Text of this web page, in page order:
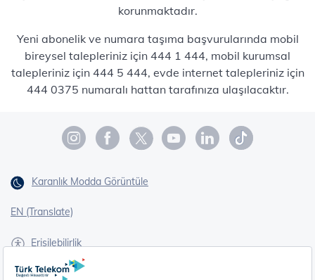
korunmaktadır.
Yeni abonelik ve numara taşıma başvurularında mobil
bireysel talepleriniz için 444 1 444, mobil kurumsal
talepleriniz için 444 5 444, evde internet talepleriniz için
444 0375 numaralı hattan tarafınıza ulaşılacaktır.
Karanlık Modda Görüntüle
EN (Translate)
Erişilebilirlik